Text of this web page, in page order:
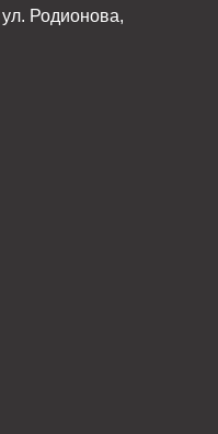
Родионова,